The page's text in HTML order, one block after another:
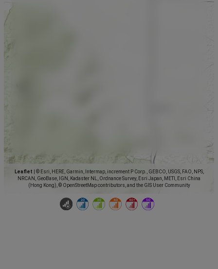
Leaflet
© Esri, HERE, Garmin, Intermap, increment P Corp., GEBCO, USGS, FAO, NPS,
NRCAN, GeoBase, IGN, Kadaster NL, Ordnance Survey, Esri Japan, METI, Esri China
(Hong Kong), © OpenStreetMap contributors, and the GIS User Community